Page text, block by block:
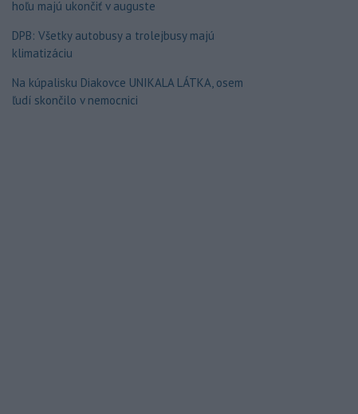
hoľu majú ukončiť v auguste
DPB: Všetky autobusy a trolejbusy majú
klimatizáciu
Na kúpalisku Diakovce UNIKALA LÁTKA, osem
ľudí skončilo v nemocnici